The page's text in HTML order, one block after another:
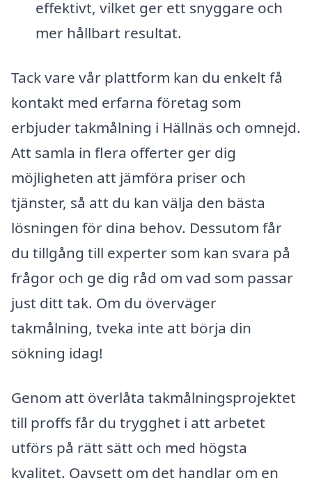
effektivt, vilket ger ett snyggare och
mer hållbart resultat.
Tack vare vår plattform kan du enkelt få
kontakt med erfarna företag som
erbjuder takmålning i Hällnäs och omnejd.
Att samla in flera offerter ger dig
möjligheten att jämföra priser och
tjänster, så att du kan välja den bästa
lösningen för dina behov. Dessutom får
du tillgång till experter som kan svara på
frågor och ge dig råd om vad som passar
just ditt tak. Om du överväger
takmålning, tveka inte att börja din
sökning idag!
Genom att överlåta takmålningsprojektet
till proffs får du trygghet i att arbetet
utförs på rätt sätt och med högsta
kvalitet. Oavsett om det handlar om en